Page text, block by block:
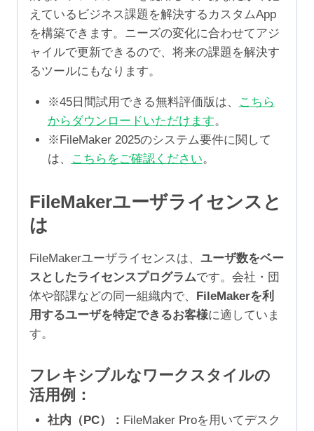
えているビジネス課題を解決するカスタムApp
を構築できます。ニーズの変化に合わせてアジ
ャイルで更新できるので、将来の課題を解決す
るツールにもなります。
※45日間試用できる無料評価版は、
こちら
からダウンロードいただけます。
※FileMaker 2025のシステム要件に関して
は、
こちらをご確認ください。
FileMakerユーザライセンスと
は
FileMakerユーザライセンスは、 ユーザ数をベー
スとしたライセンスプログラムです。会社・団
体や部課などの同一組織内で、
FileMakerを利
用するユーザを特定できるお客様に適していま
す。
フレキシブルなワークスタイルの
活用例：
社内（PC）： FileMaker Proを用いてデスク